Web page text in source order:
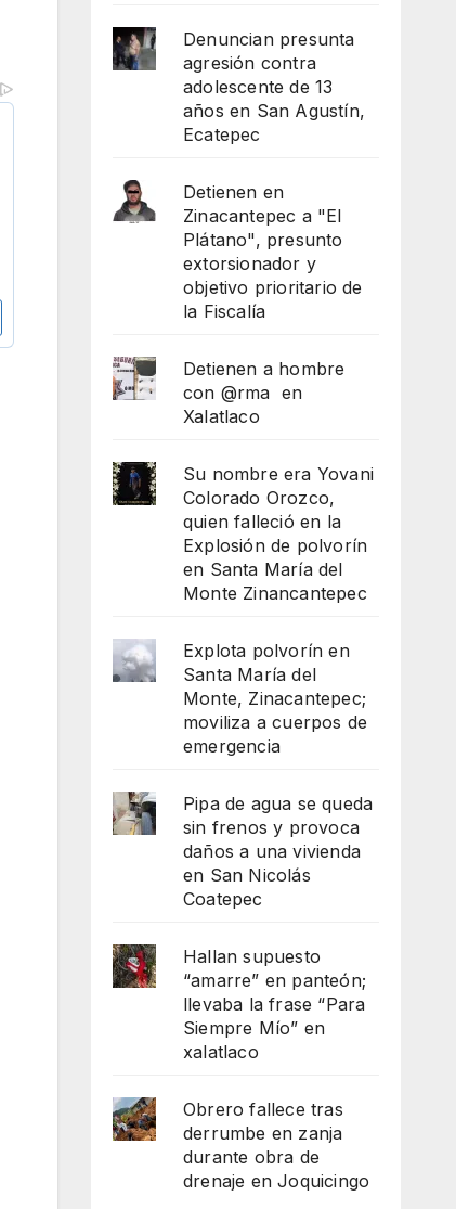
Denuncian presunta
agresión contra
adolescente de 13
años en San Agustín,
Ecatepec
Detienen en
Zinacantepec a "El
Plátano", presunto
extorsionador y
objetivo prioritario de
la Fiscalía
Detienen a hombre
con @rma en
Xalatlaco
Su nombre era Yovani
Colorado Orozco,
quien falleció en la
Explosión de polvorín
en Santa María del
Monte Zinancantepec
Explota polvorín en
Santa María del
Monte, Zinacantepec;
moviliza a cuerpos de
emergencia
Pipa de agua se queda
sin frenos y provoca
daños a una vivienda
en San Nicolás
Coatepec
Hallan supuesto
“amarre” en panteón;
llevaba la frase “Para
Siempre Mío” en
xalatlaco
Obrero fallece tras
derrumbe en zanja
durante obra de
drenaje en Joquicingo